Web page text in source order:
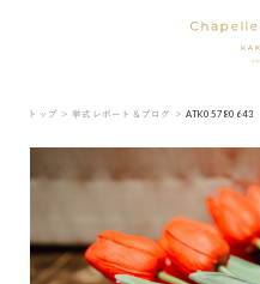
トップ ＞ 挙式レポート＆ブログ ＞ ATK05780643